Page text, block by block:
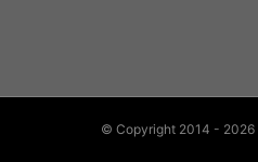
© Copyright 2014 - 2026